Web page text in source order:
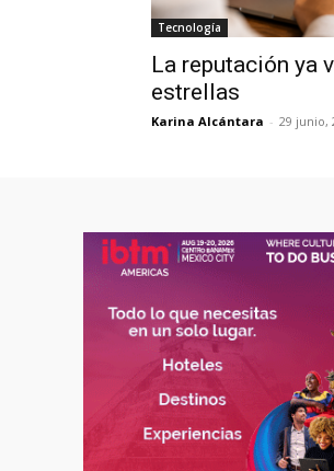
Tecnología
La reputación ya
estrellas
Karina Alcántara - 29 junio,